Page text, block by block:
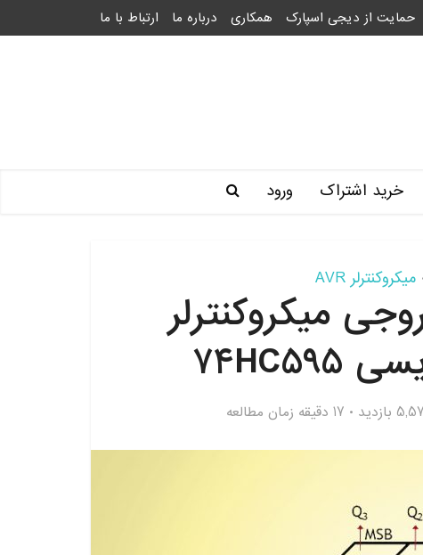
حمایت از دیجی اسپارک همکاری درباره ما ارتباط با ما
خرید اشتراک ورود
میکروکنترلر AVR
میکروکنترلر
بازدید 17 دقیقه زمان مطالعه